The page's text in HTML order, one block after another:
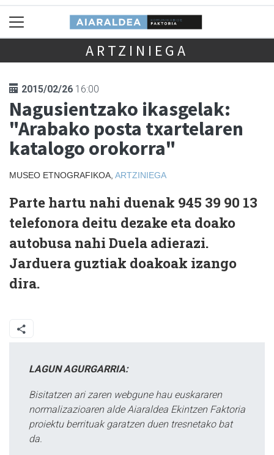
ARTZINIEGA
2015/02/26 16:00
Nagusientzako ikasgelak:
"Arabako posta txartelaren
katalogo orokorra"
MUSEO ETNOGRAFIKOA, ARTZINIEGA
Parte hartu nahi duenak 945 39 90 13
telefonora deitu dezake eta doako
autobusa nahi Duela adierazi.
Jarduera guztiak doakoak izango
dira.
LAGUN AGURGARRIA:
Bisitatzen ari zaren webgune hau euskararen
normalizazioaren alde Aiaraldea Ekintzen Faktoria
proiektu berrituak garatzen duen tresnetako bat
da.